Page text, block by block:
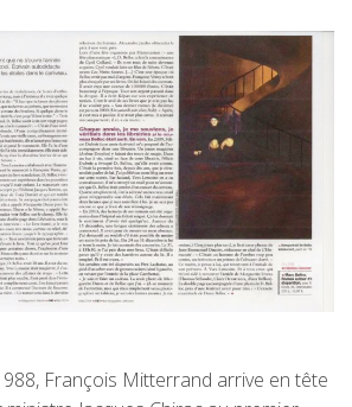
François Mitterrand arrive en tête